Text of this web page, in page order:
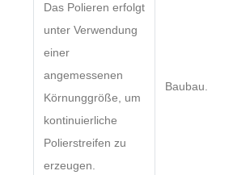
Das Polieren erfolgt
unter Verwendung
einer
angemessenen
Körnunggröße, um
kontinuierliche
Polierstreifen zu
erzeugen.
Baubau.